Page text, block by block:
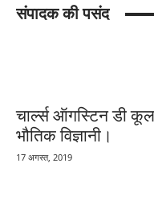
संपादक की पसंद
चार्ल्स ऑगस्टिन डी
भौतिक विज्ञानी।
17 अगस्त, 2019